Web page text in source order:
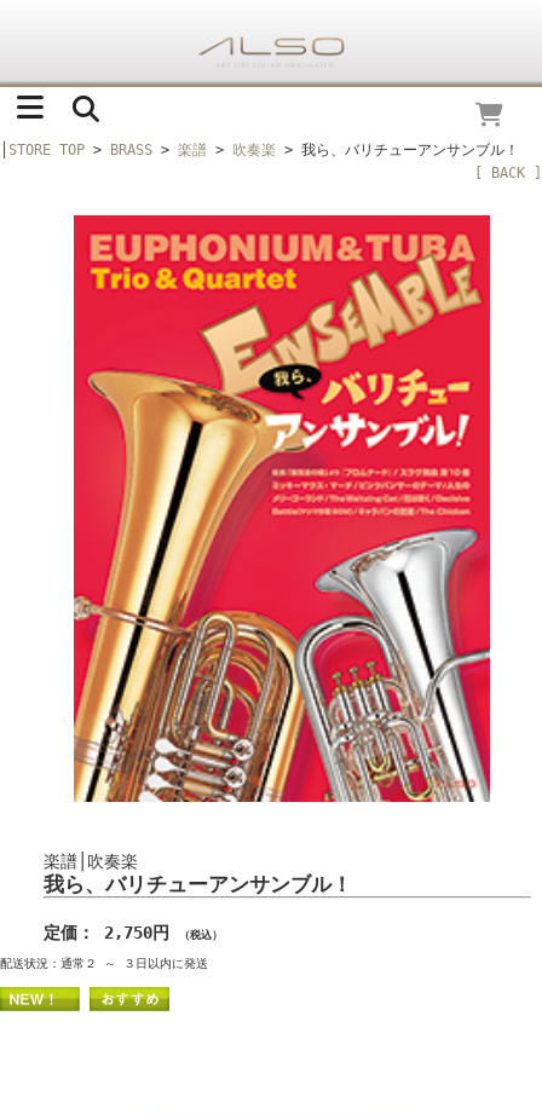
STORE TOP > BRASS > 楽譜 > 吹奏楽 > 我ら、バリチューアンサンブル！
[ BACK ]
楽譜│吹奏楽
我ら、バリチューアンサンブル！
定価： 2,750円 （税込）
配送状況：通常２ ～ ３日以内に発送